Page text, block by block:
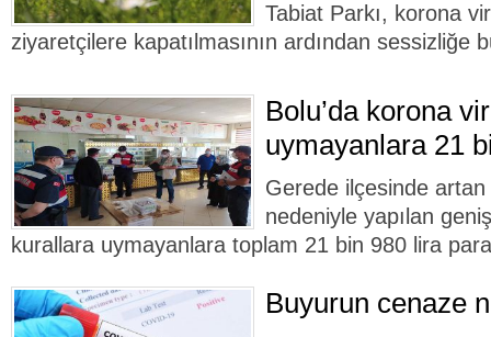
Tabiat Parkı, korona
ziyaretçilere kapatılmasının ardından sessizliğe
Bolu’da korona
uymayanlara 21
Gerede ilçesinde
nedeniyle yapılan
kurallara uymayanlara toplam 21 bin 980 lira
Buyurun cenaze